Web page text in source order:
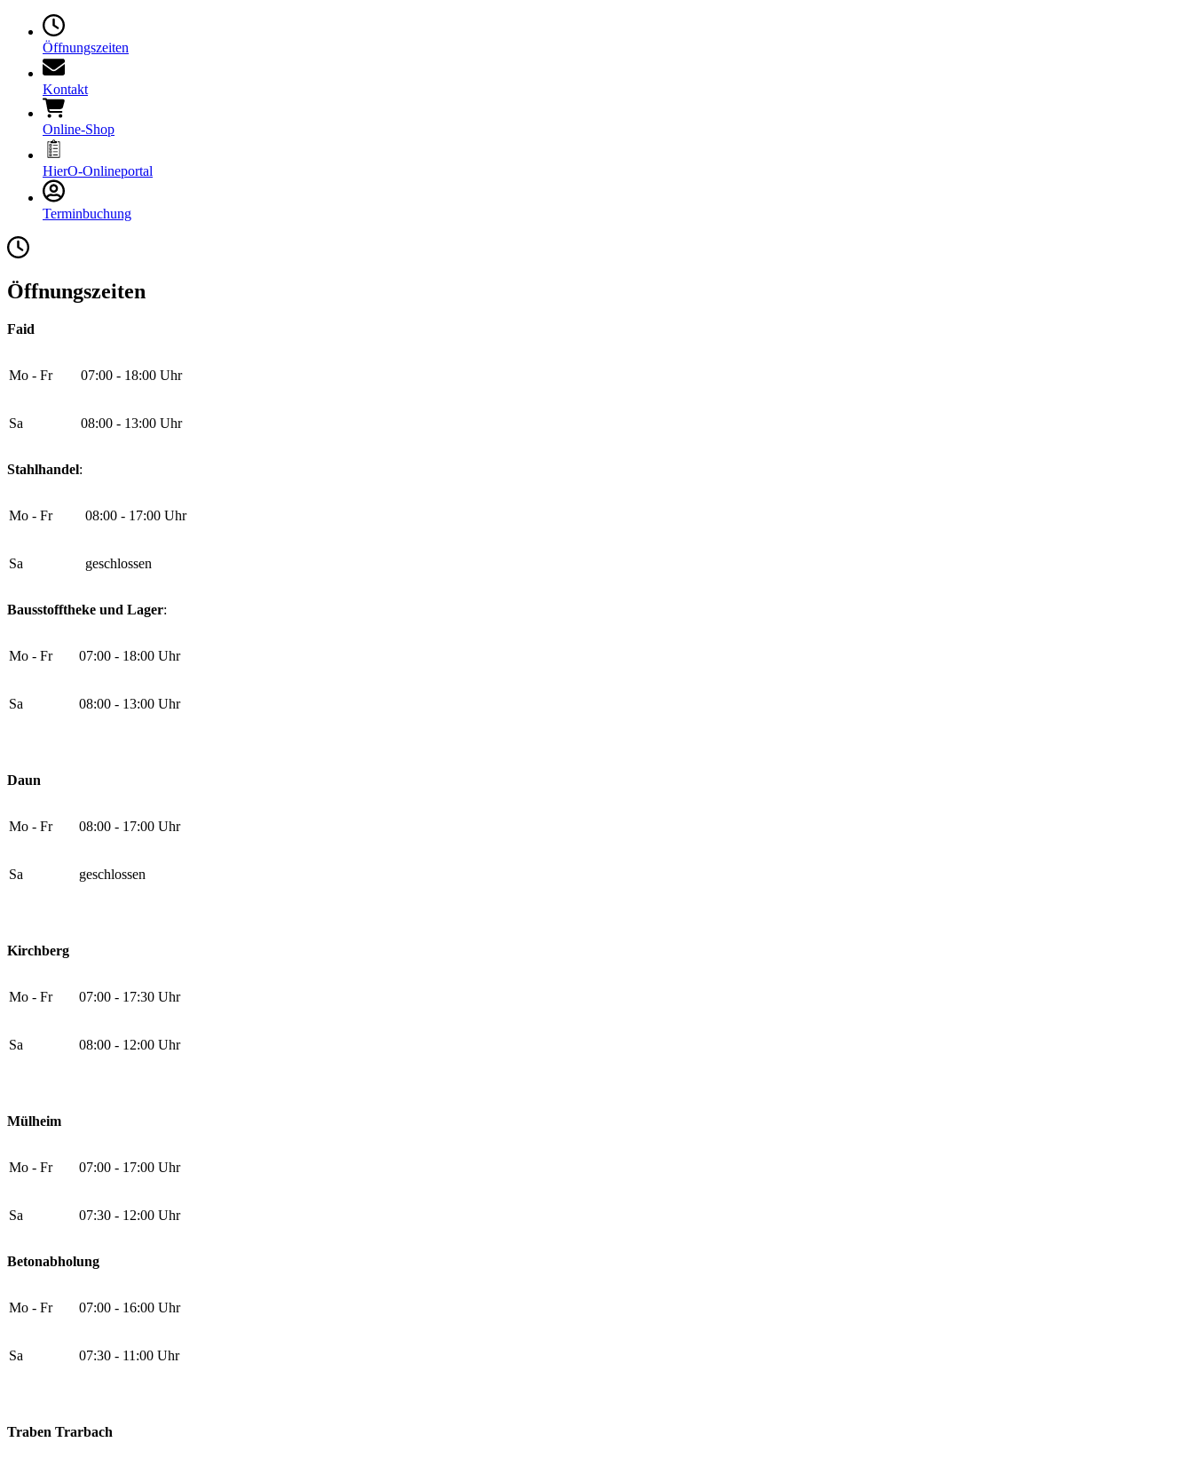
Öffnungszeiten
Kontakt
Online-Shop
HierO-Onlineportal
Terminbuchung
Öffnungszeiten
Faid
Mo - Fr 07:00 - 18:00 Uhr
Sa 08:00 - 13:00 Uhr
Stahlhandel:
Mo - Fr 08:00 - 17:00 Uhr
Sa geschlossen
Bausstofftheke und Lager:
Mo - Fr 07:00 - 18:00 Uhr
Sa 08:00 - 13:00 Uhr
Daun
Mo - Fr 08:00 - 17:00 Uhr
Sa geschlossen
Kirchberg
Mo - Fr 07:00 - 17:30 Uhr
Sa 08:00 - 12:00 Uhr
Mülheim
Mo - Fr 07:00 - 17:00 Uhr
Sa 07:30 - 12:00 Uhr
Betonabholung
Mo - Fr 07:00 - 16:00 Uhr
Sa 07:30 - 11:00 Uhr
Traben Trarbach